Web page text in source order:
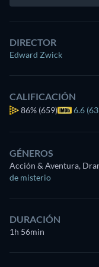
DIRECTOR
Edward Zwick
CALIFICACIÓN
86% (659) 6.6
GÉNEROS
Acción & Aventura,
de misterio
DURACIÓN
1h 56min